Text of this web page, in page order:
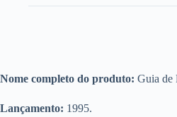
Nome completo do produto: Guia de
Lançamento: 1995.